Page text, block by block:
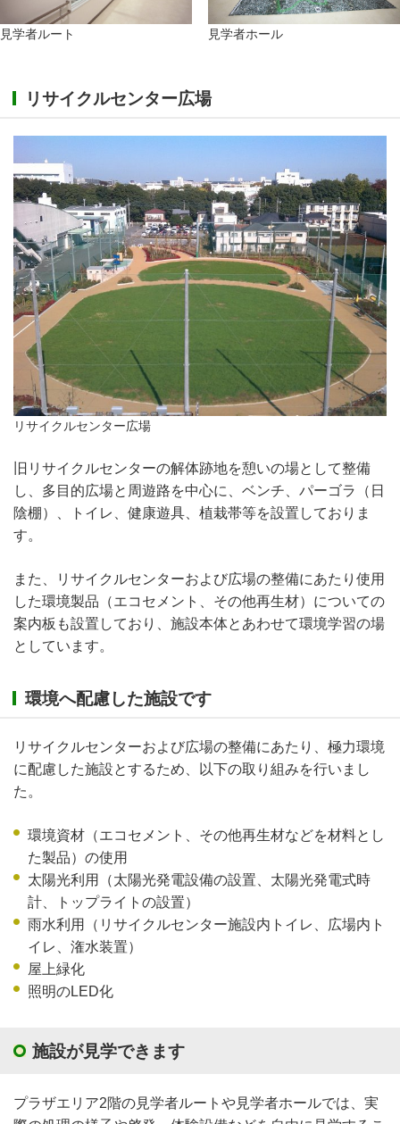
見学者ルート 見学者ホール
リサイクルセンター広場
リサイクルセンター広場
旧リサイクルセンターの解体跡地を憩いの場として整備
し、多目的広場と周遊路を中心に、ベンチ、パーゴラ（日
陰棚）、トイレ、健康遊具、植栽帯等を設置しておりま
す。
また、リサイクルセンターおよび広場の整備にあたり使用
した環境製品（エコセメント、その他再生材）についての
案内板も設置しており、施設本体とあわせて環境学習の場
としています。
環境へ配慮した施設です
リサイクルセンターおよび広場の整備にあたり、極力環境
に配慮した施設とするため、以下の取り組みを行いまし
た。
環境資材（エコセメント、その他再生材などを材料とし
た製品）の使用
太陽光利用（太陽光発電設備の設置、太陽光発電式時
計、トップライトの設置）
雨水利用（リサイクルセンター施設内トイレ、広場内ト
イレ、潅水装置）
屋上緑化
照明のLED化
施設が見学できます
プラザエリア2階の見学者ルートや見学者ホールでは、実